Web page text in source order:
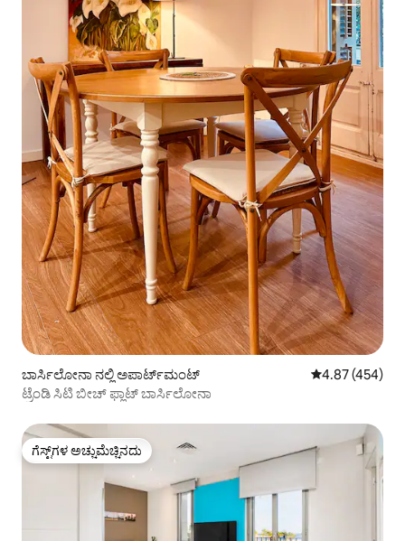
ಬಾರ್ಸಿಲೋನಾ ನಲ್ಲಿ ಅಪಾರ್ಟ್‌ಮಂಟ್ 5 ರಲ್ಲಿ 4.87
4.87 (454)
ಟ್ರೆಂಡಿ ಸಿಟಿ ಬೀಚ್ ಫ್ಲಾಟ್ ಬಾರ್ಸಿಲೋನಾ
ಗೆಸ್ಟ್‌ಗಳ ಅಚ್ಚುಮೆಚ್ಚಿನದು
ಗೆಸ್ಟ್‌ಗಳ ಅಚ್ಚುಮೆಚ್ಚಿನದು